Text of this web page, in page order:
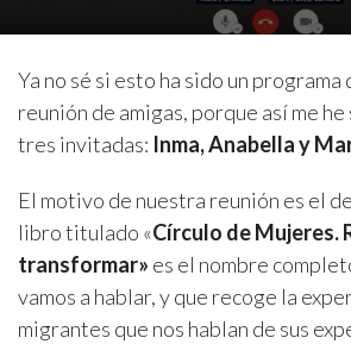
Ya no sé si esto ha sido un programa
reunión de amigas, porque así me
tres invitadas: Inma, Anabella y
El motivo de nuestra reunión es el
libro titulado «Círculo de Mujeres.
transformar» es el nombre
vamos a hablar, y que recoge la
migrantes que nos hablan de sus